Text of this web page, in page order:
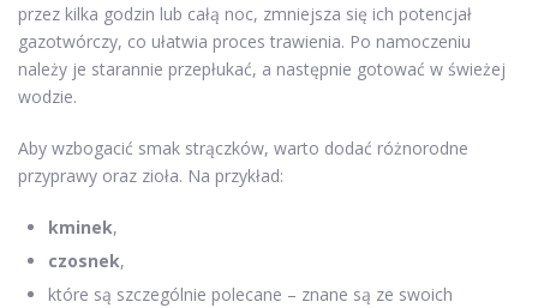
przez kilka godzin lub całą noc, zmniejsza się ich potencjał
gazotwórczy, co ułatwia proces trawienia. Po namoczeniu
należy je starannie przepłukać, a następnie gotować w świeżej
wodzie.
Aby wzbogacić smak strączków, warto dodać różnorodne
przyprawy oraz zioła. Na przykład:
kminek,
czosnek,
które są szczególnie polecane – znane są ze swoich